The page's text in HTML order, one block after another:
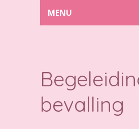
MENU
bevalling